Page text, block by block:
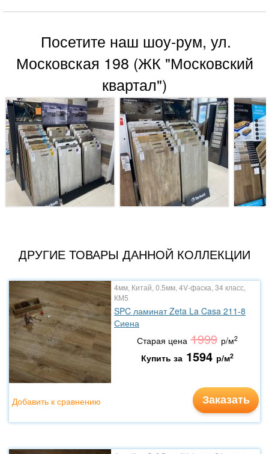
Посетите наш шоу-рум, ул.
Московская 198 (ЖК "Московский
квартал")
ДРУГИЕ ТОВАРЫ ДАННОЙ КОЛЛЕКЦИИ
4мм, Китай, 0.5мм, 4V-фаска, 34 класс,
КМ5
SPC ламинат Zeta La Casa 211-8
Сиена
Старая цена 1999 р/м2
Купить за 1594 р/м2
Заказать
Добавить к сравнению